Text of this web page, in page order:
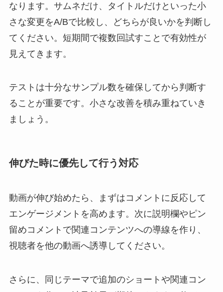
なります。サムネだけ、タイトルだけといった小
さな変更をA/Bで比較し、どちらが良いかを判断し
てください。短期間で複数回試すことで有効性が
見えてきます。
テストは十分なサンプル数を確保してから判断す
ることが重要です。小さな改善を積み重ねていき
ましょう。
伸びた時に優先して行う対応
動画が伸び始めたら、まずはコメントに反応して
エンゲージメントを高めます。次に説明欄やピン
留めコメントで関連コンテンツへの導線を作り、
視聴者を他の動画へ誘導してください。
さらに、同じテーマで追加のショートや関連コン